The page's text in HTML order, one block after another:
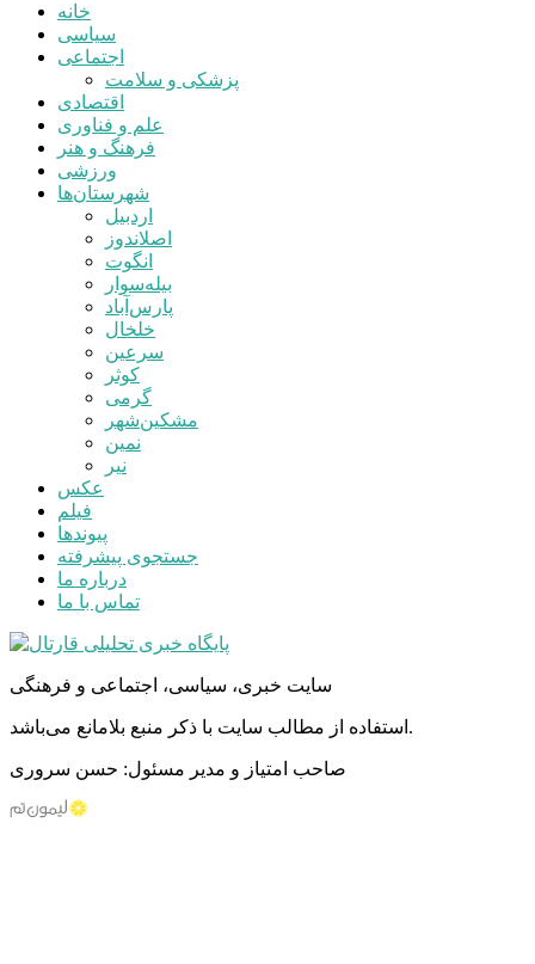
خانه
سیاسی
اجتماعی
پزشکی و سلامت
اقتصادی
علم و فناوری
فرهنگ و هنر
ورزشی
شهرستان‌ها
اردبیل
اصلاندوز
انگوت
بیله‌سوار
پارس‌آباد
خلخال
سرعین
کوثر
گرمی
مشکین‌شهر
نمین
نیر
عکس
فیلم
پیوندها
جستجوی پیشرفته
درباره ما
تماس با ما
سایت خبری، سیاسی، اجتماعی و فرهنگی
استفاده از مطالب سایت با ذکر منبع بلامانع می‌باشد.
صاحب امتیاز و مدیر مسئول: حسن سروری